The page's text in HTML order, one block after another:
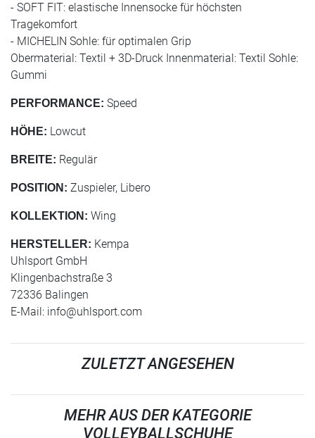
- SOFT FIT: elastische Innensocke für höchsten
Tragekomfort
- MICHELIN Sohle: für optimalen Grip
Obermaterial: Textil + 3D-Druck Innenmaterial: Textil Sohle:
Gummi
PERFORMANCE: Speed
HÖHE: Lowcut
BREITE: Regulär
POSITION: Zuspieler, Libero
KOLLEKTION: Wing
HERSTELLER: Kempa
Uhlsport GmbH
Klingenbachstraße 3
72336 Balingen
E-Mail: info@uhlsport.com
ZULETZT ANGESEHEN
MEHR AUS DER KATEGORIE
VOLLEYBALLSCHUHE